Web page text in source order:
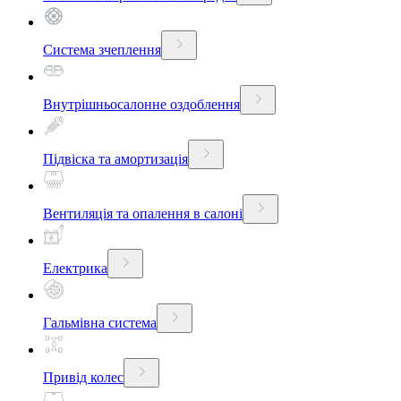
Система зчеплення
Внутрішньосалонне оздоблення
Підвіска та амортизація
Вентиляція та опалення в салоні
Електрика
Гальмівна система
Привід колес